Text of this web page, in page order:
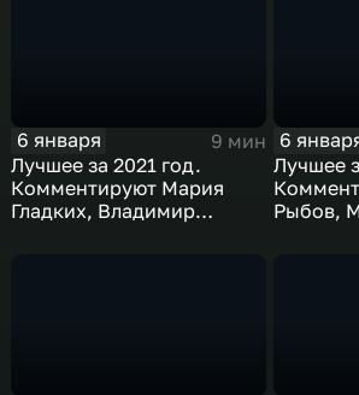
6 января
9 мин
Лучшее за 2021 год.
Комментируют Мария
Гладких, Владимир
6
Лучшее
Рыбов,